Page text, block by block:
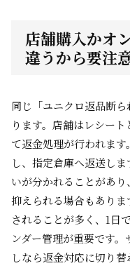
店舗購入かオ
違うから要注
同じ「ユニクロ返品断
ります。店舗はレシー
て返金処理が行われま
し、指定倉庫へ返送し
いが分かれることがあ
抑えられる場合もあり
されることが多く、1日
ンダー管理が重要です
しなら返金対応に切り